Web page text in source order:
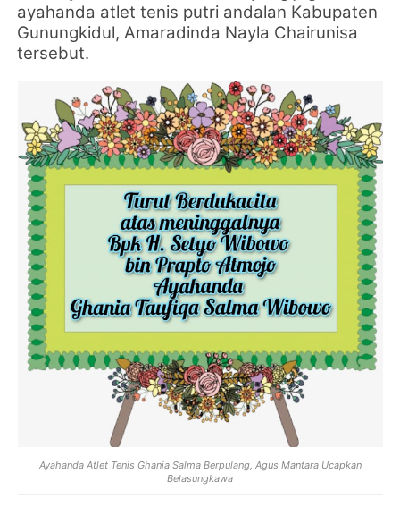
ayahanda atlet tenis putri andalan Kabupaten
Gunungkidul,Amaradinda Nayla Chairunisa
tersebut.
Ayahanda Atlet Tenis Ghania Salma Berpulang, Agus Mantara Ucapkan
Belasungkawa